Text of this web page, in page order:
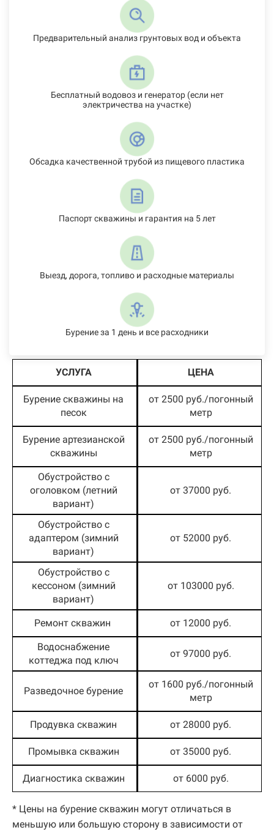
Предварительный анализ грунтовых вод и объекта
Бесплатный водовоз и генератор (если нет
электричества на участке)
Обсадка качественной трубой из пищевого пластика
Паспорт скважины и гарантия на 5 лет
Выезд, дорога, топливо и расходные материалы
Бурение за 1 день и все расходники
УСЛУГА ЦЕНА
Бурение скважины на
песок
от 2500 руб./погонный
метр
Бурение артезианской
скважины
от 2500 руб./погонный
метр
Обустройство с
оголовком (летний
вариант)
от 37000 руб.
Обустройство с
адаптером (зимний
вариант)
от 52000 руб.
Обустройство с
кессоном (зимний
вариант)
от 103000 руб.
Ремонт скважин от 12000 руб.
Водоснабжение
коттеджа под ключ
от 97000 руб.
Разведочное бурение
от 1600 руб./погонный
метр
Продувка скважин от 28000 руб.
Промывка скважин от 35000 руб.
Диагностика скважин от 6000 руб.
* Цены на бурение скважин могут отличаться в
меньшую или большую сторону в зависимости от